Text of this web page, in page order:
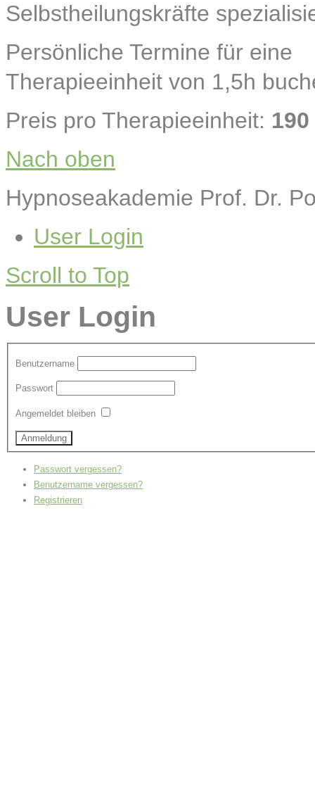
Selbstheilungskräfte
Persönliche Termine für eine
Therapieeinheit von 1,5h
Preis pro Therapieeinheit:
Nach oben
Hypnoseakademie Prof. Dr.
User Login
Scroll to Top
User Login
Benutzername
Passwort
Angemeldet bleiben
Passwort vergessen?
Benutzername vergessen?
Registrieren